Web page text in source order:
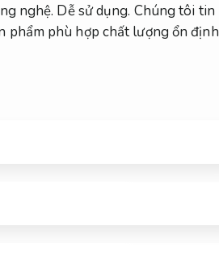
nghệ. Dễ sử dụng. Chúng tôi tin
phẩm phù hợp chất lượng ổn định